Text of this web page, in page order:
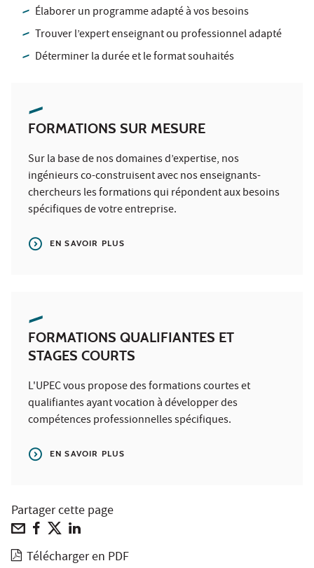
Élaborer un programme adapté à vos besoins
Trouver l’expert enseignant ou professionnel adapté
Déterminer la durée et le format souhaités
FORMATIONS SUR MESURE
Sur la base de nos domaines d’expertise, nos
ingénieurs co-construisent avec nos enseignants-
chercheurs les formations qui répondent aux besoins
spécifiques de votre entreprise.
EN SAVOIR PLUS
FORMATIONS QUALIFIANTES ET
STAGES COURTS
L'UPEC vous propose des formations courtes et
qualifiantes ayant vocation à développer des
compétences professionnelles spécifiques.
EN SAVOIR PLUS
Partager cette page
Télécharger en PDF